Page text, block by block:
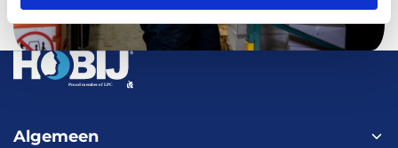
Algemeen